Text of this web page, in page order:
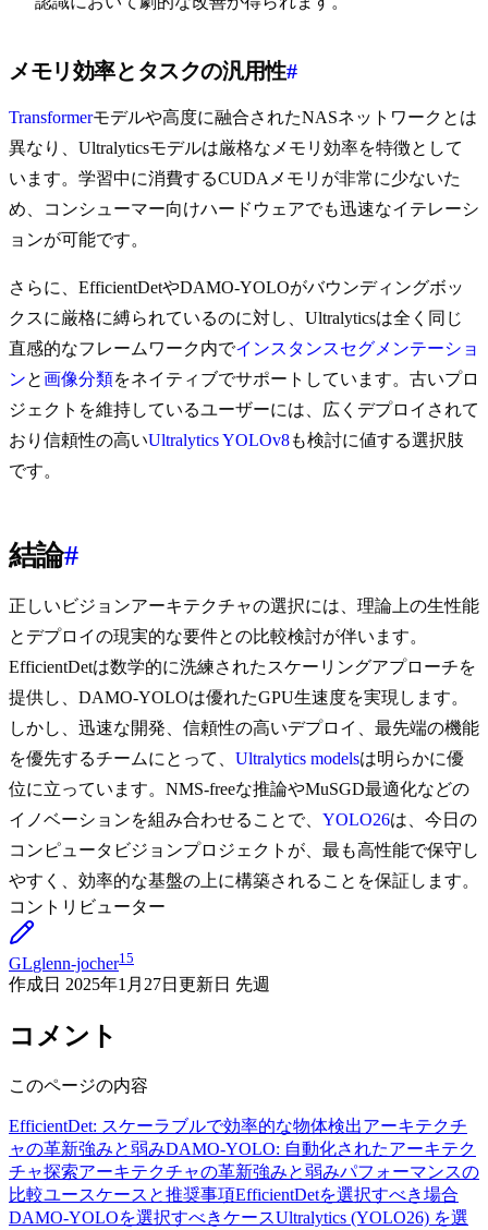
メモリ効率とタスクの汎用性#
Transformerモデルや高度に融合されたNASネットワークとは
異なり、Ultralyticsモデルは厳格なメモリ効率を特徴として
います。学習中に消費するCUDAメモリが非常に少ないた
め、コンシューマー向けハードウェアでも迅速なイテレーシ
ョンが可能です。
さらに、EfficientDetやDAMO-YOLOがバウンディングボッ
クスに厳格に縛られているのに対し、Ultralyticsは全く同じ
直感的なフレームワーク内でインスタンスセグメンテーショ
ンと画像分類をネイティブでサポートしています。古いプロ
ジェクトを維持しているユーザーには、広くデプロイされて
おり信頼性の高いUltralytics YOLOv8も検討に値する選択肢
です。
結論#
正しいビジョンアーキテクチャの選択には、理論上の生性能
とデプロイの現実的な要件との比較検討が伴います。
EfficientDetは数学的に洗練されたスケーリングアプローチを
提供し、DAMO-YOLOは優れたGPU生速度を実現します。
しかし、迅速な開発、信頼性の高いデプロイ、最先端の機能
を優先するチームにとって、 Ultralytics modelsは明らかに優
位に立っています。NMS-freeな推論やMuSGD最適化などの
イノベーションを組み合わせることで、 YOLO26は、今日の
コンピュータビジョンプロジェクトが、最も高性能で保守し
やすく、効率的な基盤の上に構築されることを保証します。
コントリビューター
GLglenn-jocher15
作成日 2025年1月27日 更新日 先週
コメント
このページの内容
EfficientDet: スケーラブルで効率的な物体検出アーキテクチ
ャの革新強みと弱みDAMO-YOLO: 自動化されたアーキテク
チャ探索アーキテクチャの革新強みと弱みパフォーマンスの
比較ユースケースと推奨事項EfficientDetを選択すべき場合
DAMO-YOLOを選択すべきケースUltralytics (YOLO26) を選